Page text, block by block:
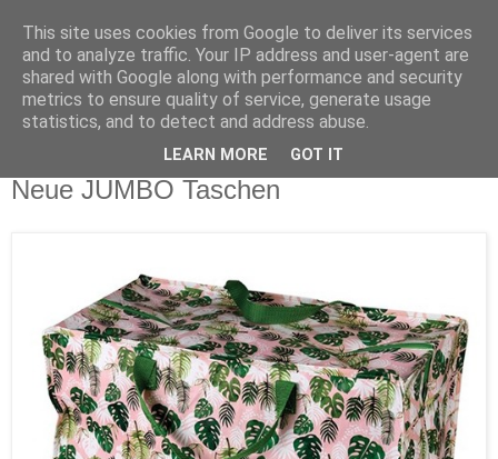
Neue JUMBO Taschen
This site uses cookies from Google to deliver its services
and to analyze traffic. Your IP address and user-agent are
shared with Google along with performance and security
metrics to ensure quality of service, generate usage
statistics, and to detect and address abuse.
LEARN MORE GOT IT